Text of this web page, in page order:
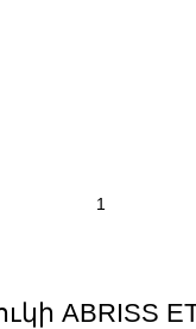
ABRISS